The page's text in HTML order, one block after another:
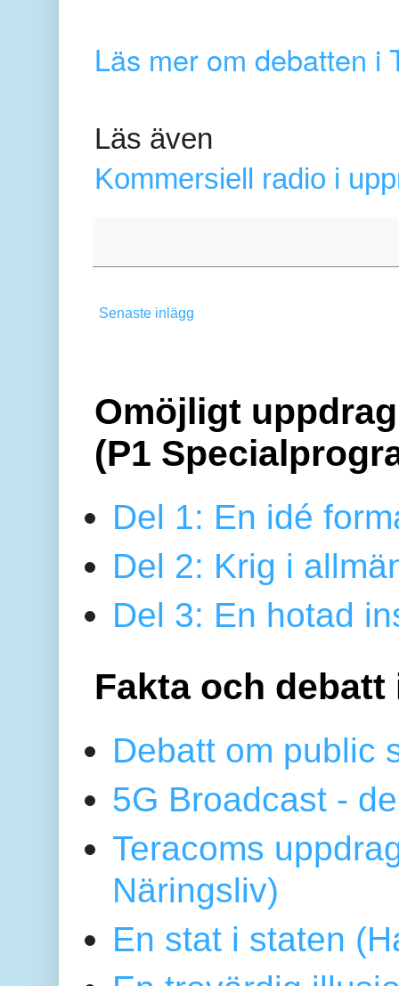
Läs mer om debatten i
Läs även
Kommersiell radio i
Senaste inlägg
Omöjligt
(P1
Del 1: En idé
Del 2: Krig i
Del 3: En hotad
Fakta och debatt
Debatt om public
5G Broadcast -
Teracoms
Näringsliv)
En stat i staten